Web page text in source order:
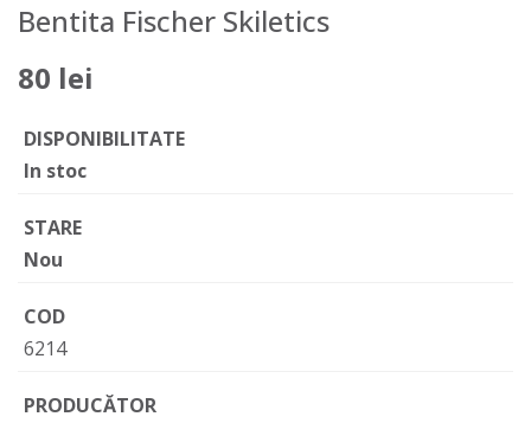
Bentita Fischer Skiletics
80 lei
DISPONIBILITATE
In stoc
STARE
Nou
COD
6214
PRODUCĂTOR